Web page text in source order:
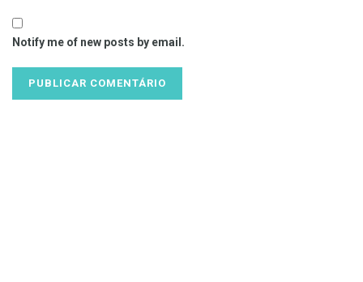
Notify me of new posts by email.